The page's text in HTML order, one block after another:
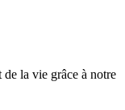
la vie grâce à notre